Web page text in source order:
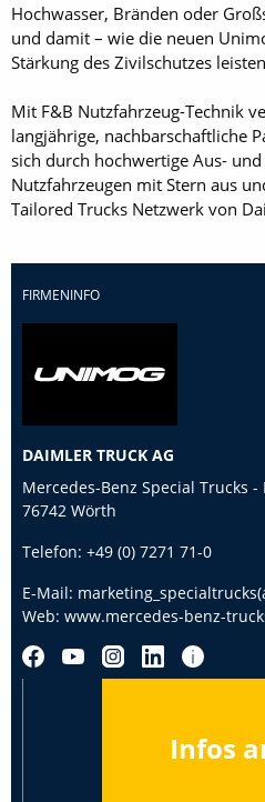
Hochwasser, Bränden oder
und damit – wie die neuen
Stärkung des Zivilschutzes
Mit F&B Nutzfahrzeug-Technik
langjährige, nachbarschaftliche
sich durch hochwertige Aus-
Nutzfahrzeugen mit Stern aus
Tailored Trucks Netzwerk von
FIRMENINFO
DAIMLER TRUCK AG
Mercedes-Benz Special Trucks -
76742 Wörth
Telefon: +49 (0) 7271 71-0
E-Mail:
Web: www.mercedes-benz-
Infos